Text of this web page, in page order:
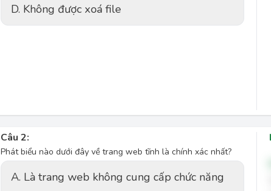
D. Không được xoá file
Câu 2:
Phát biểu nào dưới đây về trang web tĩnh là chính xác nhất?
A. Là trang web không cung cấp chức năng